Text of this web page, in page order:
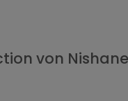
von